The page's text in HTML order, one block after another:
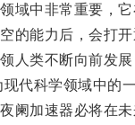
中非常重要，它
能力后，会打开
类不断向前发展
科学领域中的一
加速器必将在未